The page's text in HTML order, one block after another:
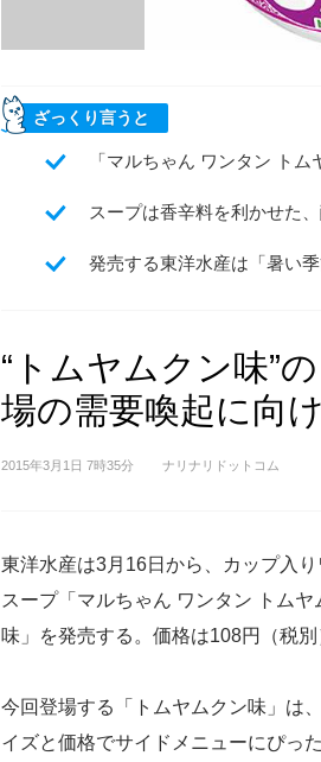
ざっくり言うと
「マルちゃん ワンタン ト
スープは香辛料を利かせた
発売する東洋水産は「暑い
“トムヤムクン味”
場の需要喚起に向け
2015年3月1日 7時35分 ナリナリドットコム
東洋水産は3月16日から、カップ入
スープ「マルちゃん ワンタン トムヤ
味」を発売する。価格は108円（税別
今回登場する「トムヤムクン味」は
イズと価格でサイドメニューにぴっ